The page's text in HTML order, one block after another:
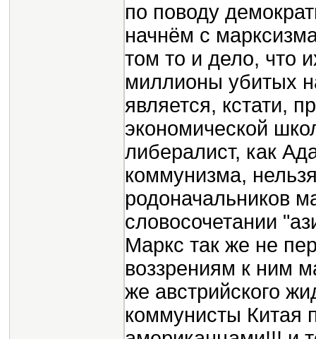
по поводу
начнём с
том то и дело, что
миллионы убитых
является, кстати,
экономической
либералист, как
коммунизма,
родоначальников
словосочетании
Маркс так же не
воззрениям к ним
же австрийского
коммунисты Китая